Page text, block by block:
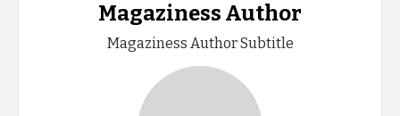
Magaziness Author
Magaziness Author Subtitle